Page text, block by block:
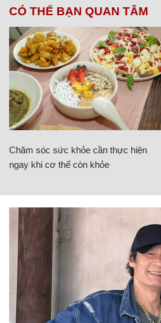
CÓ THỂ BẠN QUAN TÂM
Chăm sóc sức khỏe cần thực hiện
ngay khi cơ thể còn khỏe